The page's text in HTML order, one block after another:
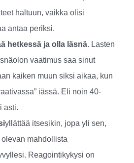
haltuun, vaikka olisi
antaa periksi.
hetkessä ja olla läsnä. Lasten
vaatimus saa sinut
kaiken muun siksi aikaa, kun
iässä. Eli noin 40-
asti.
yllättää itsesikin, jopa yli sen,
olevan mahdollista
Reagointikykysi on